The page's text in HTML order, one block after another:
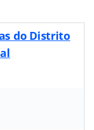
do Distrito